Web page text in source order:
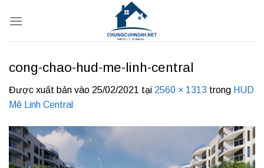
qua
cong-chao-hud-me-linh-central
Được xuất bản vào 25/02/2021 tại 2560 × 1313 trong HUD
Mê Linh Central